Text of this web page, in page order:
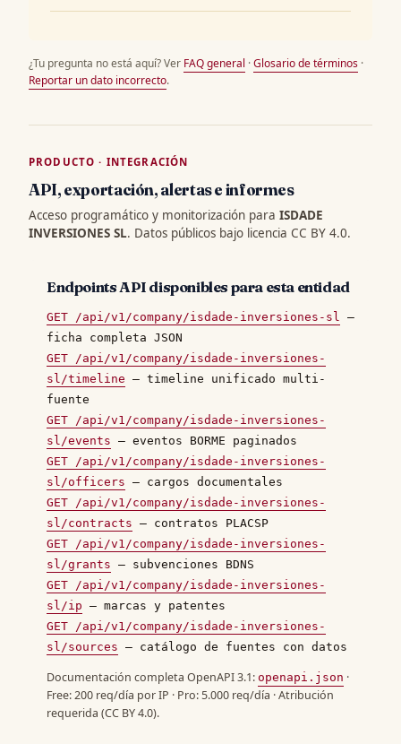
¿Tu pregunta no está aquí? Ver FAQ general ·Glosario de términos ·
Reportar un dato incorrecto.
PRODUCTO · INTEGRACIÓN
API, exportación, alertas e informes
Acceso programático y monitorización para ISDADE
INVERSIONES SL. Datos públicos bajo licencia CC BY 4.0.
Endpoints API disponibles para esta entidad
GET /api/v1/company/isdade-inversiones-sl
—
ficha completa JSON
GET /api/v1/company/isdade-inversiones-
sl/timeline — timeline unificado multi-
fuente
GET /api/v1/company/isdade-inversiones-
sl/events — eventos BORME paginados
GET /api/v1/company/isdade-inversiones-
sl/officers — cargos documentales
GET /api/v1/company/isdade-inversiones-
sl/contracts — contratos PLACSP
GET /api/v1/company/isdade-inversiones-
sl/grants — subvenciones BDNS
GET /api/v1/company/isdade-inversiones-
sl/ip — marcas y patentes
GET /api/v1/company/isdade-inversiones-
sl/sources — catálogo de fuentes con datos
Documentación completa OpenAPI 3.1: openapi.json ·
Free: 200 req/día por IP · Pro: 5.000 req/día · Atribución
requerida (CC BY 4.0).